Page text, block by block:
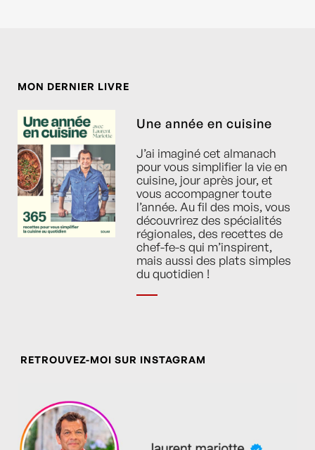
MON DERNIER LIVRE
Une année en cuisine
J’ai imaginé cet almanach
pour vous simplifier la vie en
cuisine, jour après jour, et
vous accompagner toute
l’année. Au fil des mois, vous
découvrirez des spécialités
régionales, des recettes de
chef-fe-s qui m’inspirent,
mais aussi des plats simples
du quotidien !
RETROUVEZ-MOI SUR INSTAGRAM